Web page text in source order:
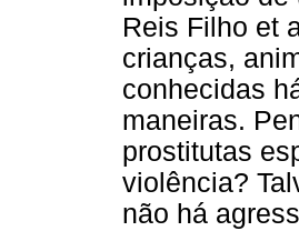
Reis Filho et
crianças,
conhecidas
maneiras.
prostitutas
violência?
não há